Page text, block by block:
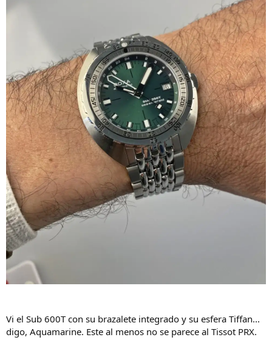
Vi el Sub 600T con su brazalete integrado y su esfera Tiffan...
digo, Aquamarine. Este al menos no se parece al Tissot PRX.